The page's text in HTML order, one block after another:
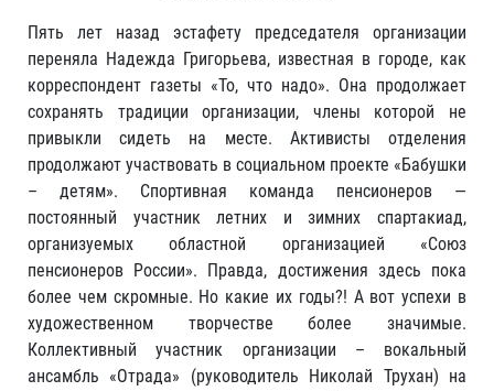
Пять лет назад эстафету председателя организации
переняла Надежда Григорьева, известная в городе, как
корреспондент газеты «То, что надо». Она продолжает
сохранять традиции организации, члены которой не
привыкли сидеть на месте. Активисты отделения
продолжают участвовать в социальном проекте «Бабушки
– детям». Спортивная команда пенсионеров —
постоянный участник летних и зимних спартакиад,
организуемых областной организацией «Союз
пенсионеров России». Правда, достижения здесь пока
более чем скромные. Но какие их годы?! А вот успехи в
художественном творчестве более значимые.
Коллективный участник организации – вокальный
ансамбль «Отрада» (руководитель Николай Трухан) на